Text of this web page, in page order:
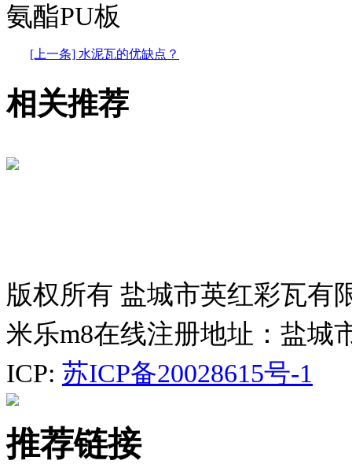
氨酯PU板
[上一条] 水泥瓦的优缺点？
相关推荐
版权所有 盐城市英红彩瓦有
米乐m8在线注册地址：盐城
ICP: 苏ICP备20028615号-1
推荐链接